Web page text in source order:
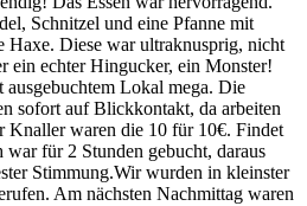
Schnitzel und eine Pfanne mit
Haxe. Diese war ultraknusprig, nicht
ein echter Hingucker, ein Monster!
Lokal mega. Die
sofort auf Blickkontakt, da arbeiten
waren die 10 für 10€. Findet
war für 2 Stunden gebucht, daraus
Stimmung.Wir wurden in kleinster
Am nächsten Nachmittag waren